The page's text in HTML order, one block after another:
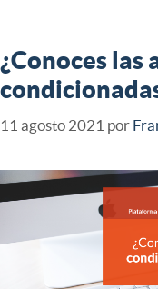
¿Conoces las
11 agosto 2021 por